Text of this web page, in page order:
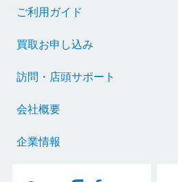
ご利用ガイド
買取お申し込み
訪問・店頭サポート
会社概要
企業情報